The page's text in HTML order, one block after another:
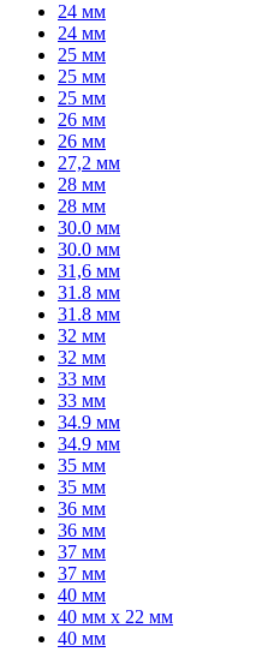
24 мм
24 мм
25 мм
25 мм
25 мм
26 мм
26 мм
27,2 мм
28 мм
28 мм
30.0 мм
30.0 мм
31,6 мм
31.8 мм
31.8 мм
32 мм
32 мм
33 мм
33 мм
34.9 мм
34.9 мм
35 мм
35 мм
36 мм
36 мм
37 мм
37 мм
40 мм
40 мм x 22 мм
40 мм